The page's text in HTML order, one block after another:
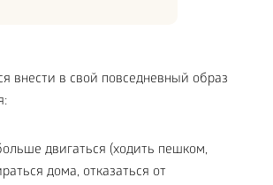
внести в свой повседневный образ
двигаться (ходить пешком,
дома, отказаться от